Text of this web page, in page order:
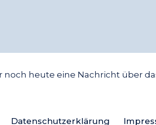
noch heute eine Nachricht über
Datenschutzerklärung